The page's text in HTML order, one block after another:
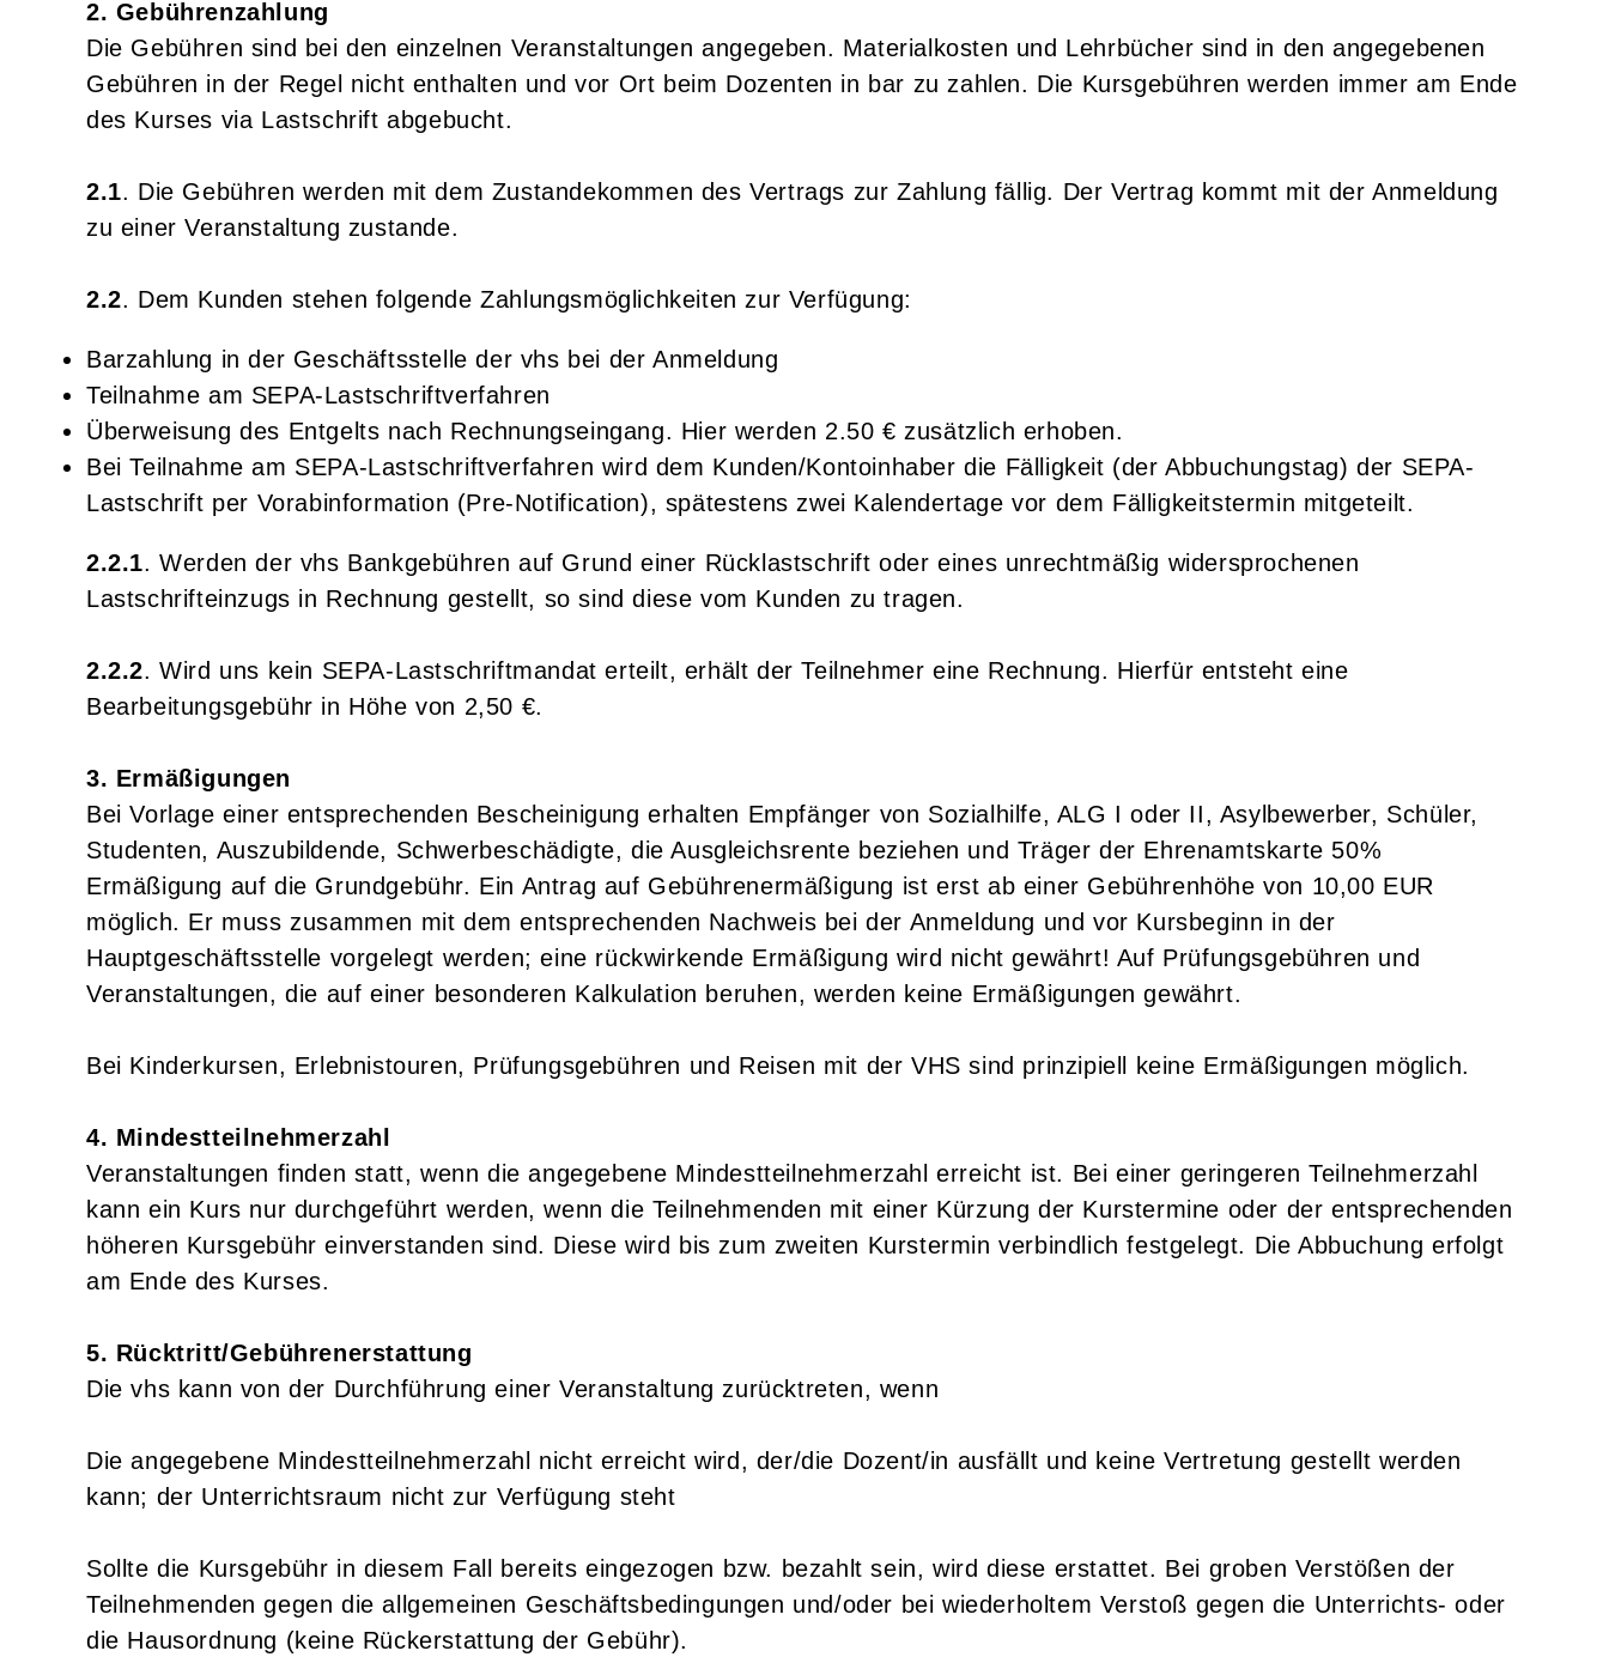
2. Gebührenzahlung
Die Gebühren sind bei den einzelnen Veranstaltungen angegeben. Materialkosten und Lehrbücher sind in den angegebenen
Gebühren in der Regel nicht enthalten und vor Ort beim Dozenten in bar zu zahlen. Die Kursgebühren werden immer am Ende
des Kurses via Lastschrift abgebucht.
2.1. Die Gebühren werden mit dem Zustandekommen des Vertrags zur Zahlung fällig. Der Vertrag kommt mit der Anmeldung
zu einer Veranstaltung zustande.
2.2. Dem Kunden stehen folgende Zahlungsmöglichkeiten zur Verfügung:
Barzahlung in der Geschäftsstelle der vhs bei der Anmeldung
Teilnahme am SEPA-Lastschriftverfahren
Überweisung des Entgelts nach Rechnungseingang. Hier werden 2.50 € zusätzlich erhoben.
Bei Teilnahme am SEPA-Lastschriftverfahren wird dem Kunden/Kontoinhaber die Fälligkeit (der Abbuchungstag) der SEPA-
Lastschrift per Vorabinformation (Pre-Notification), spätestens zwei Kalendertage vor dem Fälligkeitstermin mitgeteilt.
2.2.1. Werden der vhs Bankgebühren auf Grund einer Rücklastschrift oder eines unrechtmäßig widersprochenen
Lastschrifteinzugs in Rechnung gestellt, so sind diese vom Kunden zu tragen.
2.2.2. Wird uns kein SEPA-Lastschriftmandat erteilt, erhält der Teilnehmer eine Rechnung. Hierfür entsteht eine
Bearbeitungsgebühr in Höhe von 2,50 €.
3. Ermäßigungen
Bei Vorlage einer entsprechenden Bescheinigung erhalten Empfänger von Sozialhilfe, ALG I oder II, Asylbewerber, Schüler,
Studenten, Auszubildende, Schwerbeschädigte, die Ausgleichsrente beziehen und Träger der Ehrenamtskarte 50%
Ermäßigung auf die Grundgebühr. Ein Antrag auf Gebührenermäßigung ist erst ab einer Gebührenhöhe von 10,00 EUR
möglich. Er muss zusammen mit dem entsprechenden Nachweis bei der Anmeldung und vor Kursbeginn in der
Hauptgeschäftsstelle vorgelegt werden; eine rückwirkende Ermäßigung wird nicht gewährt! Auf Prüfungsgebühren und
Veranstaltungen, die auf einer besonderen Kalkulation beruhen, werden keine Ermäßigungen gewährt.
Bei Kinderkursen, Erlebnistouren, Prüfungsgebühren und Reisen mit der VHS sind prinzipiell keine Ermäßigungen möglich.
4. Mindestteilnehmerzahl
Veranstaltungen finden statt, wenn die angegebene Mindestteilnehmerzahl erreicht ist. Bei einer geringeren Teilnehmerzahl
kann ein Kurs nur durchgeführt werden, wenn die Teilnehmenden mit einer Kürzung der Kurstermine oder der entsprechenden
höheren Kursgebühr einverstanden sind. Diese wird bis zum zweiten Kurstermin verbindlich festgelegt. Die Abbuchung erfolgt
am Ende des Kurses.
5. Rücktritt/Gebührenerstattung
Die vhs kann von der Durchführung einer Veranstaltung zurücktreten, wenn
Die angegebene Mindestteilnehmerzahl nicht erreicht wird, der/die Dozent/in ausfällt und keine Vertretung gestellt werden
kann; der Unterrichtsraum nicht zur Verfügung steht
Sollte die Kursgebühr in diesem Fall bereits eingezogen bzw. bezahlt sein, wird diese erstattet. Bei groben Verstößen der
Teilnehmenden gegen die allgemeinen Geschäftsbedingungen und/oder bei wiederholtem Verstoß gegen die Unterrichts- oder
die Hausordnung (keine Rückerstattung der Gebühr).